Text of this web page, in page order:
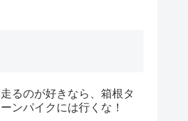
走るのが好きなら、箱根タ
ーンパイクには行くな！